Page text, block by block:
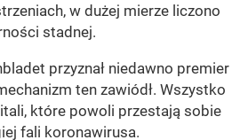
w dużej mierze liczono
stadnej.
przyznał niedawno premier
ten zawiódł. Wszystko
które powoli przestają sobie
fali koronawirusa.